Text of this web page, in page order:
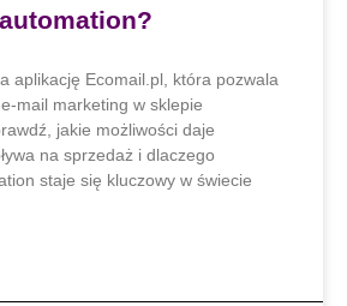
aplikację Ecomail.pl, która pozwala
mail marketing w sklepie
jakie możliwości daje
na sprzedaż i dlaczego
staje się kluczowy w świecie